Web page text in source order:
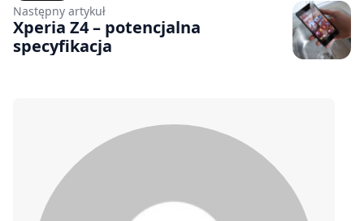
Następny artykuł
Xperia Z4 – potencjalna
specyfikacja